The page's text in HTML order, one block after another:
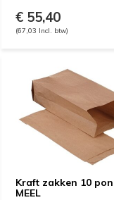
€ 55,40
(67,03 Incl. btw)
Kraft zakken 10
MEEL